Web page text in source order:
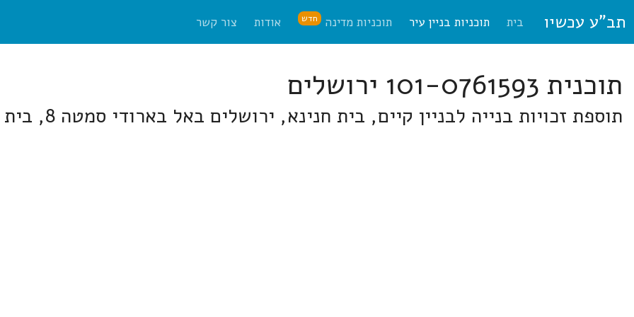
תב"ע עכשיו בית תוכניות בניין עיר תוכניות מדינה חדש אודות צור קשר
תוכנית 101-0761593 ירושלים
תוספת זכויות בנייה לבניין קיים, בית חנינא, ירושלים באל בארודי סמטה 8, בית חנינא, ירושלים